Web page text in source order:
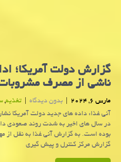
گزارش دولت آمریكا؛
ناشی از مصرف مشروبات
مارس 6, 2024 | بدون دیدگاه | تغذیه,
آنی غذا: داده های جدید دولت آمریکا
در سال های اخیر به شدت روند صعودی
بوده است. به گزارش آنی غذا به نقل از
گزارش مرکز کنترل و پیش گیری